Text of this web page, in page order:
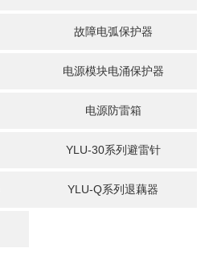
故障电弧保护器
电源模块电涌保护器
电源防雷箱
YLU-30系列避雷针
YLU-Q系列退藕器